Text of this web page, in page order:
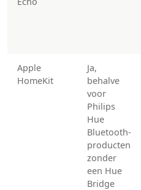
Apple
HomeKit
Ja,
behalve
voor
Philips
Hue
Bluetooth-
producten
zonder
een Hue
Bridge